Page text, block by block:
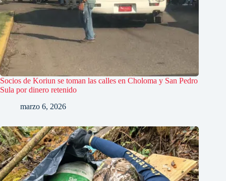
Socios de Koriun se toman las calles en Choloma y San Pedro
Sula por dinero retenido
marzo 6, 2026